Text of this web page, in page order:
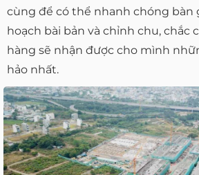
cùng để có thể nhanh chóng bàn
hoạch bài bản và chỉnh chu, chắc
hàng sẽ nhận được cho mình
hảo nhất.